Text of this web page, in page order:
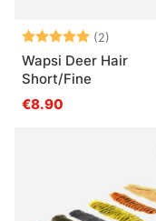
Note: (2)
Wapsi Deer Hair
Short/Fine
€8.90